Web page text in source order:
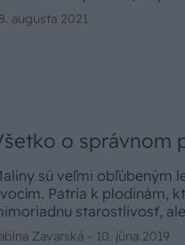
úrodu.
augusta 2021
o správnom
sú veľmi obľúbeným
Patria k plodinám,
starostlivosť,
bohatú úrodu.
Zavarská - 10. júna 2019